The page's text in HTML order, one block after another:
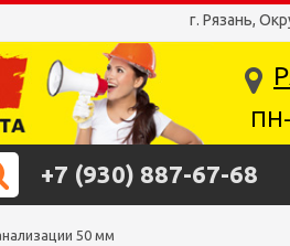
г. Рязань,
+7 (930) 887-67-68
50 мм